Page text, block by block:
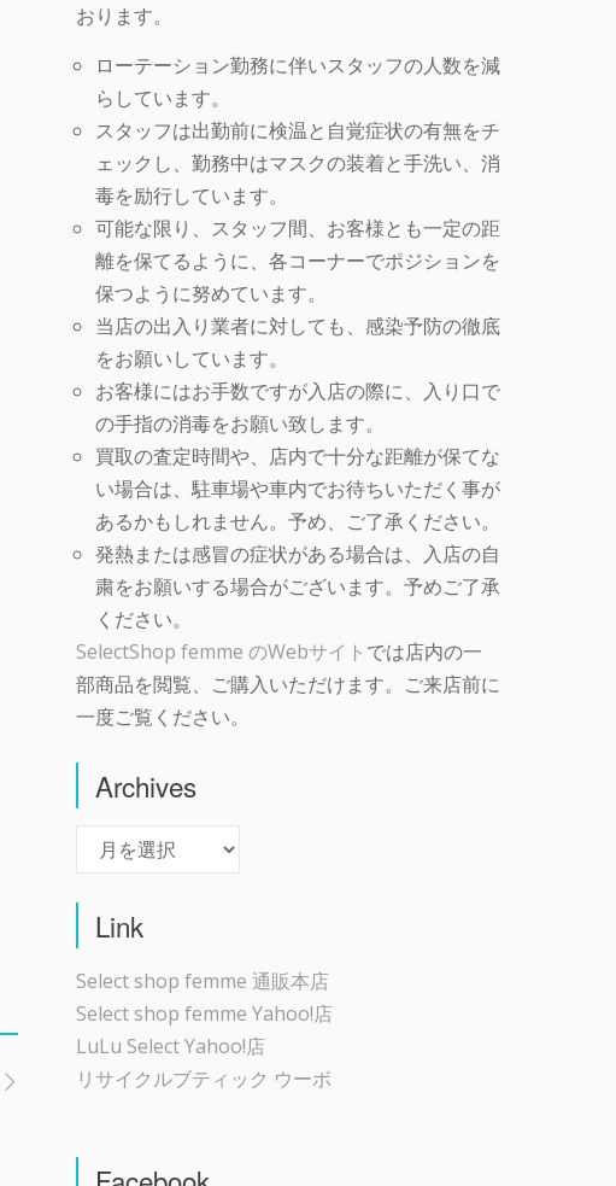
おります。
ローテーション勤務に伴いスタッフの人数を減
らしています。
スタッフは出勤前に検温と自覚症状の有無をチ
ェックし、勤務中はマスクの装着と手洗い、消
毒を励行しています。
可能な限り、スタッフ間、お客様とも一定の距
離を保てるように、各コーナーでポジションを
保つように努めています。
当店の出入り業者に対しても、感染予防の徹底
をお願いしています。
お客様にはお手数ですが入店の際に、入り口で
の手指の消毒をお願い致します。
買取の査定時間や、店内で十分な距離が保てな
い場合は、駐車場や車内でお待ちいただく事が
あるかもしれません。予め、ご了承ください。
発熱または感冒の症状がある場合は、入店の自
粛をお願いする場合がございます。予めご了承
ください。
SelectShop femme のWebサイト では店内の一
部商品を閲覧、ご購入いただけます。ご来店前に
一度ご覧ください。
Archives
Link
Select shop femme 通販本店
Select shop femme Yahoo!店
LuLu Select Yahoo!店
リサイクルブティック ウーボ